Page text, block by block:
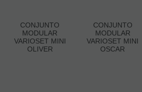
CONJUNTO
MODULAR
VARIOSET MINI
OLIVER
CONJUNTO
MODULAR
VARIOSET MINI
OSCAR